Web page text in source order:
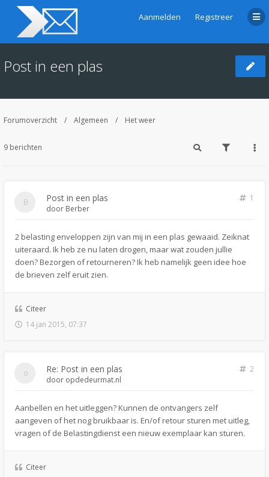
Aanmelden Registreer
Post in een plas
Forumoverzicht Algemeen Het weer
9 berichten
Post in een plas
1
door Berber
2 belasting enveloppen zijn van mij in een plas gewaaid. Zeiknat
uiteraard. Ik heb ze nu laten drogen, maar wat zouden jullie
doen? Bezorgen of retourneren? Ik heb namelijk geen idee hoe
de brieven zelf eruit zien.
Citeer
14 jan 2015, 07:37
Re: Post in een plas
2
door opdedeurmat.nl
Aanbellen en het uitleggen? Kunnen de ontvangers zelf
aangeven of het nog bruikbaar is. En/of retour sturen met uitleg,
vragen of de Belastingdienst een nieuw exemplaar kan sturen.
Citeer